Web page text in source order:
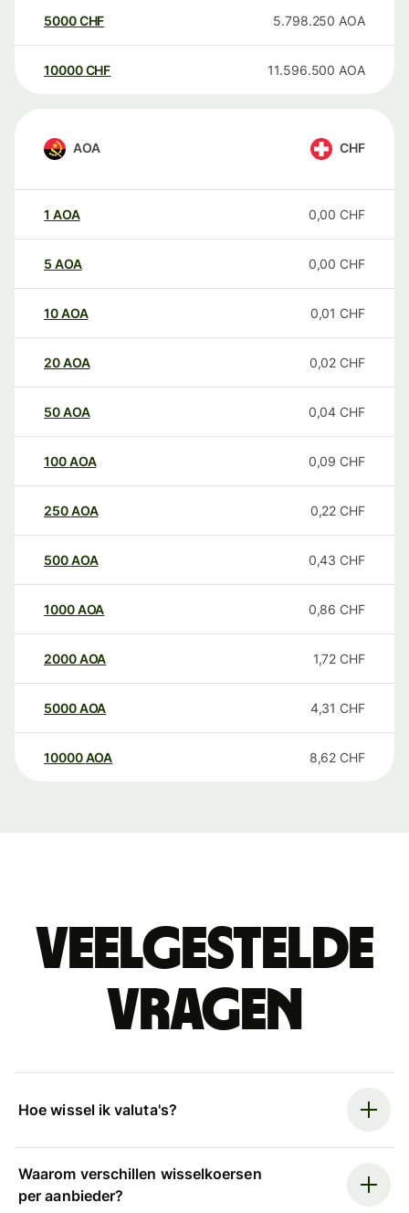
5000CHF 5.798.250 AOA
10000 CHF 11.596.500 AOA
AOA CHF
1 AOA 0,00 CHF
5 AOA 0,00 CHF
10AOA 0,01 CHF
20AOA 0,02 CHF
50AOA 0,04 CHF
100AOA 0,09 CHF
250AOA 0,22 CHF
500AOA 0,43 CHF
1000AOA 0,86 CHF
2000AOA 1,72 CHF
5000AOA 4,31 CHF
10000 AOA 8,62 CHF
Veelgestelde
vragen
Hoe wissel ik valuta's?
Waarom verschillen wisselkoersen
per aanbieder?